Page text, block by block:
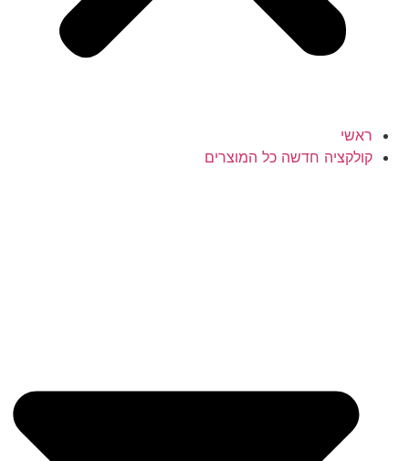
ראשי
קולקציה חדשה כל המוצרים